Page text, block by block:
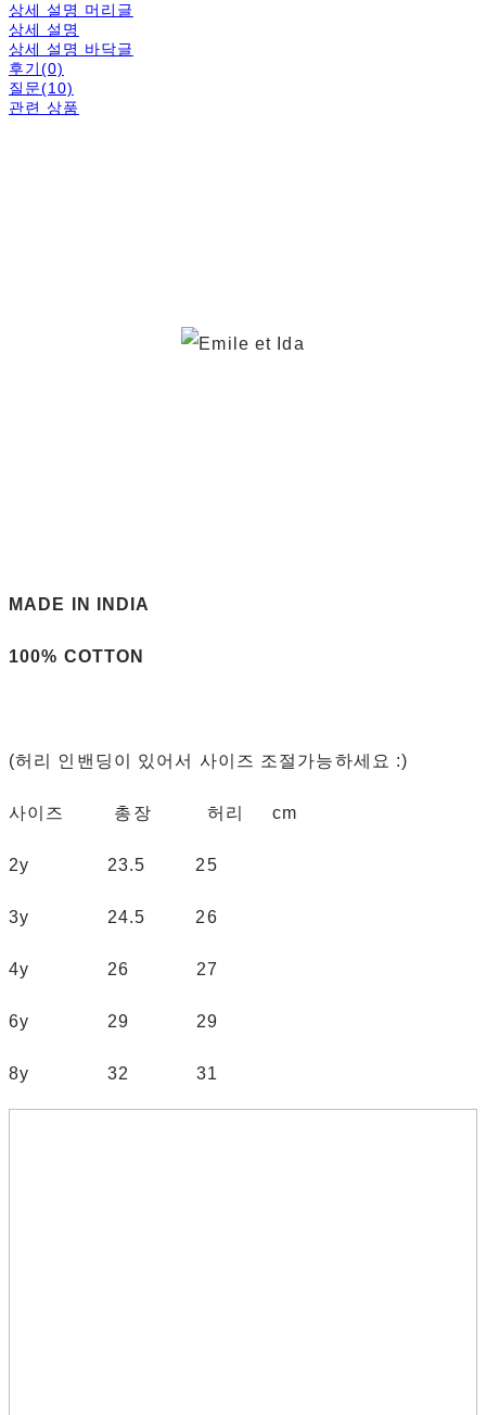
상세 설명 머리글
상세 설명
상세 설명 바닥글
후기(0)
질문(10)
관련 상품
MADE IN INDIA
100% COTTON
(허리 인밴딩이 있어서 사이즈 조절가능하세요 :)
사이즈 총장 허리 cm
2y 23.5 25
3y 24.5 26
4y 26 27
6y 29 29
8y 32 31